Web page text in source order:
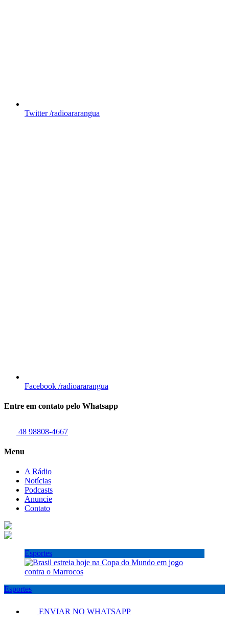
Twitter /radioararangua
Facebook /radioararangua
Entre em contato pelo Whatsapp
48 98808-4667
Menu
A Rádio
Notícias
Podcasts
Anuncie
Contato
Esportes
Esportes
ENVIAR NO WHATSAPP